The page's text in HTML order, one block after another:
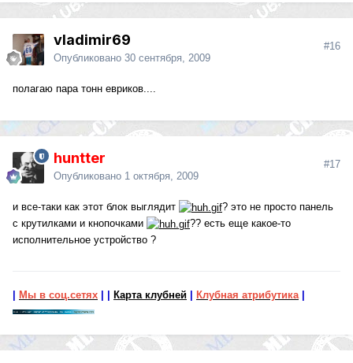
vladimir69
Опубликовано 30 сентября, 2009
#16
полагаю пара тонн евриков....
huntter
Опубликовано 1 октября, 2009
#17
и все-таки как этот блок выглядит
? это не просто панель
с крутилками и кнопочками
?? есть еще какое-то
исполнительное устройство ?
Мы в соц.сетях Карта клубней Клубная атрибутика|